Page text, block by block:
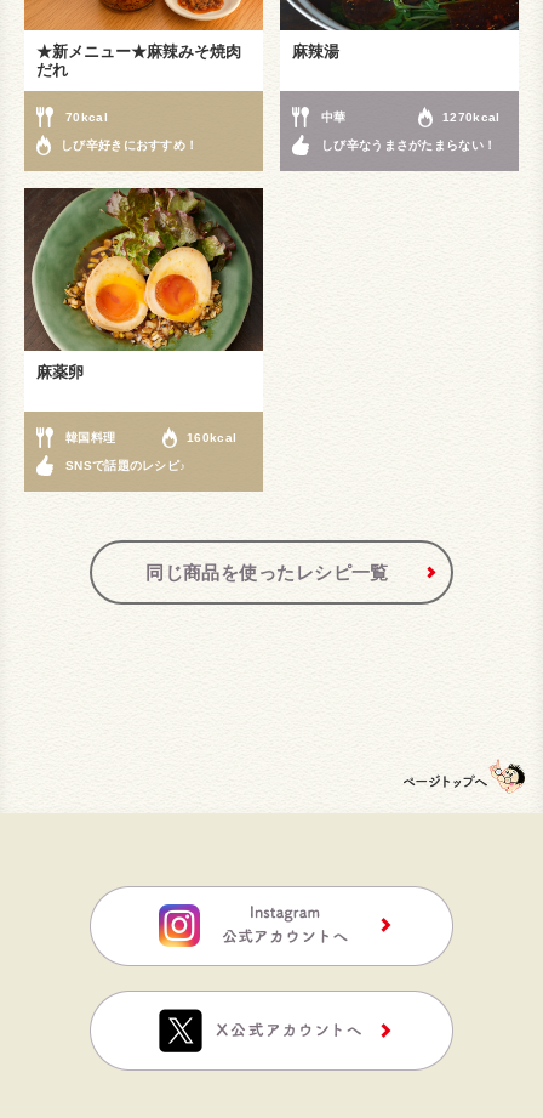
★新メニュー★麻辣みそ焼肉
だれ
70kcal
しび辛好きにおすすめ！
麻辣湯
中華 1270kcal
しび辛なうまさがたまらない！
麻薬卵
韓国料理 160kcal
SNSで話題のレシピ♪
同じ商品を使ったレシピ一覧